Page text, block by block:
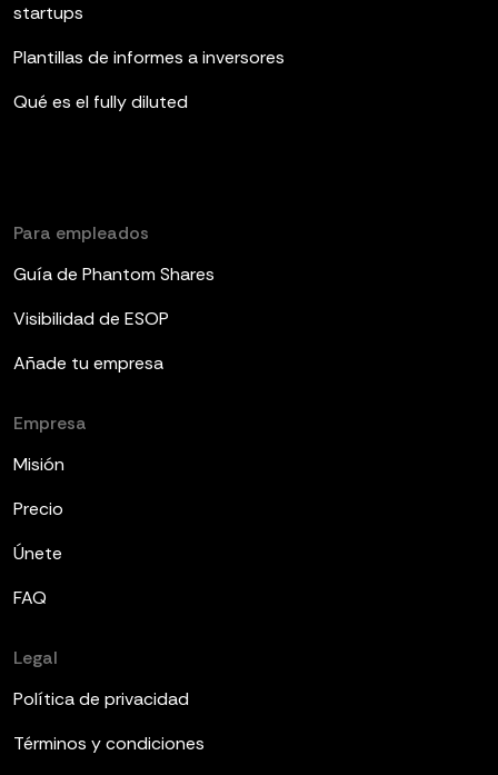
startups
Plantillas de informes a inversores
Qué es el fully diluted
Para empleados
Guía de Phantom Shares
Visibilidad de ESOP
Añade tu empresa
Empresa
Misión
Precio
Únete
FAQ
Legal
Política de privacidad
Términos y condiciones